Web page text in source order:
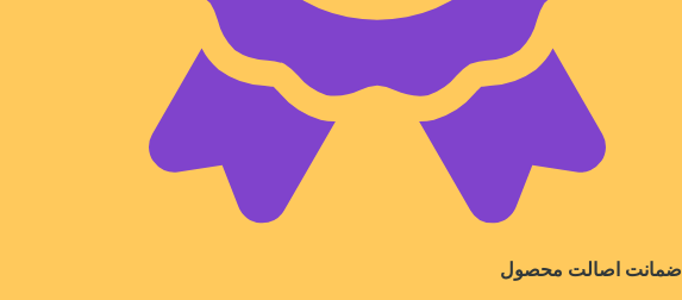
ضمانت اصالت محصول